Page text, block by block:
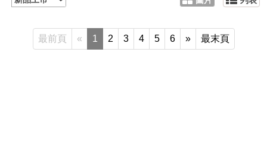
最前頁 « 1 2 3 4 5 6 » 最末頁